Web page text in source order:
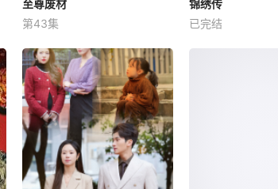
至尊废材
未知
至尊废材
第43集
锦绣传
未知
锦绣传
已完结